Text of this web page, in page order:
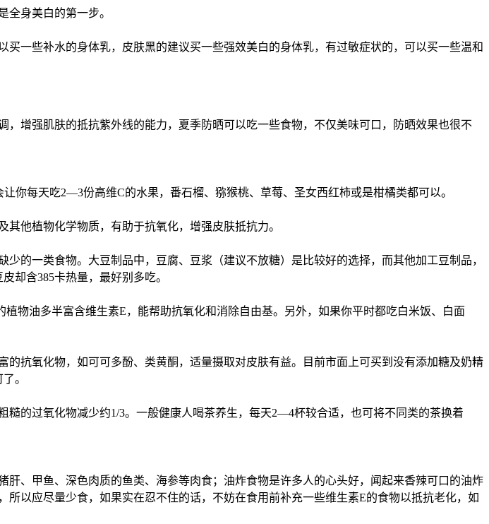
全身美白的第一步。
一些补水的身体乳，皮肤黑的建议买一些强效美白的身体乳，有过敏症状的，可以买一些温和
增强肌肤的抵抗紫外线的能力，夏季防晒可以吃一些食物，不仅美味可口，防晒效果也很不
你每天吃2—3份高维C的水果，番石榴、猕猴桃、草莓、圣女西红柿或是柑橘类都可以。
他植物化学物质，有助于抗氧化，增强皮肤抵抗力。
的一类食物。大豆制品中，豆腐、豆浆（建议不放糖）是比较好的选择，而其他加工豆制品，
却含385卡热量，最好别多吃。
物油多半富含维生素E，能帮助抗氧化和消除自由基。另外，如果你平时都吃白米饭、白面
抗氧化物，如可可多酚、类黄酮，适量摄取对皮肤有益。目前市面上可买到没有添加糖及奶精
。
的过氧化物减少约1/3。一般健康人喝茶养生，每天2—4杯较合适，也可将不同类的茶换着
、甲鱼、深色肉质的鱼类、海参等肉食；油炸食物是许多人的心头好，闻起来香辣可口的油炸
以应尽量少食，如果实在忍不住的话，不妨在食用前补充一些维生素E的食物以抵抗老化，如